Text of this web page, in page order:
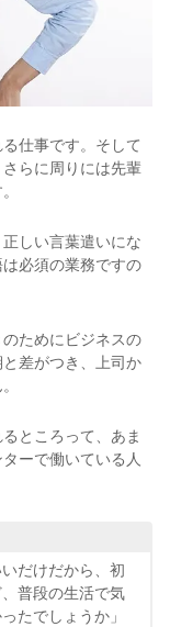
仕事です。そして
らに周りには先輩
しい言葉遣いにな
必須の業務ですの
ためにビジネスの
差がつき、上司か
ところって、あま
ーで働いている人
だけだから、初
普段の生活で気
たでしょうか」